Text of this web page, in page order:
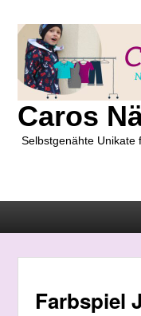
Caros
Selbstgenähte Unikate
Farbspiel